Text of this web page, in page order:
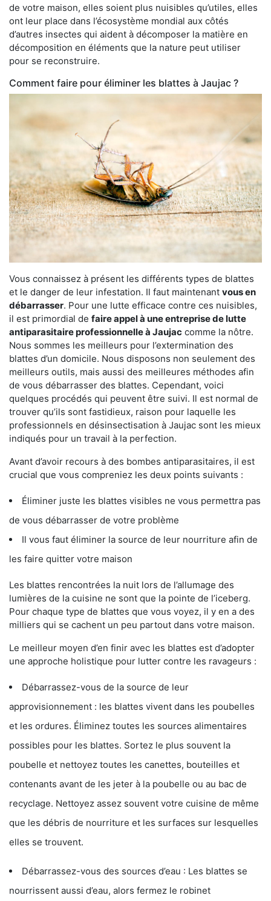
de votre maison, elles soient plus nuisibles qu’utiles, elles
ont leur place dans l’écosystème mondial aux côtés
d’autres insectes qui aident à décomposer la matière en
décomposition en éléments que la nature peut utiliser
pour se reconstruire.
Comment faire pour éliminer les blattes à Jaujac ?
Vous connaissez à présent les différents types de blattes
et le danger de leur infestation. Il faut maintenant vous en
débarrasser. Pour une lutte efficace contre ces nuisibles,
il est primordial de faire appel à une entreprise de lutte
antiparasitaire professionnelle à Jaujac comme la nôtre.
Nous sommes les meilleurs pour l’extermination des
blattes d’un domicile. Nous disposons non seulement des
meilleurs outils, mais aussi des meilleures méthodes afin
de vous débarrasser des blattes. Cependant, voici
quelques procédés qui peuvent être suivi. Il est normal de
trouver qu’ils sont fastidieux, raison pour laquelle les
professionnels en désinsectisation à Jaujac sont les mieux
indiqués pour un travail à la perfection.
Avant d’avoir recours à des bombes antiparasitaires, il est
crucial que vous compreniez les deux points suivants :
Éliminer juste les blattes visibles ne vous permettra pas
de vous débarrasser de votre problème
Il vous faut éliminer la source de leur nourriture afin de
les faire quitter votre maison
Les blattes rencontrées la nuit lors de l’allumage des
lumières de la cuisine ne sont que la pointe de l’iceberg.
Pour chaque type de blattes que vous voyez, il y en a des
milliers qui se cachent un peu partout dans votre maison.
Le meilleur moyen d’en finir avec les blattes est d’adopter
une approche holistique pour lutter contre les ravageurs :
Débarrassez-vous de la source de leur
approvisionnement : les blattes vivent dans les poubelles
et les ordures. Éliminez toutes les sources alimentaires
possibles pour les blattes. Sortez le plus souvent la
poubelle et nettoyez toutes les canettes, bouteilles et
contenants avant de les jeter à la poubelle ou au bac de
recyclage. Nettoyez assez souvent votre cuisine de même
que les débris de nourriture et les surfaces sur lesquelles
elles se trouvent.
Débarrassez-vous des sources d’eau : Les blattes se
nourrissent aussi d’eau, alors fermez le robinet